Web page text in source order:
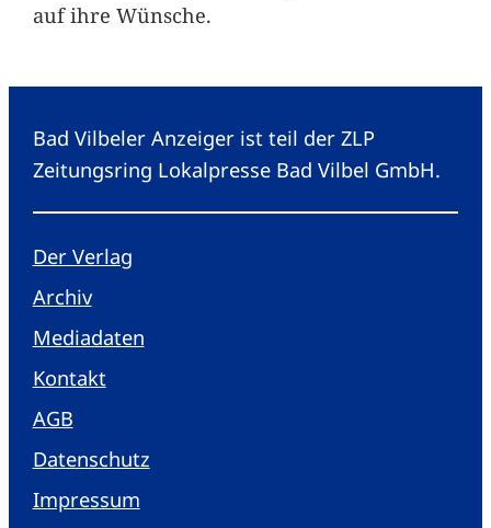
auf ihre Wünsche.
Bad Vilbeler Anzeiger ist teil der ZLP
Zeitungsring Lokalpresse Bad Vilbel GmbH.
Der Verlag
Archiv
Mediadaten
Kontakt
AGB
Datenschutz
Impressum